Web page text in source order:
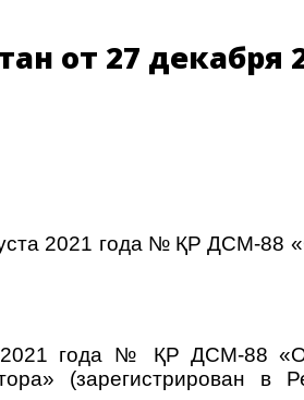
от 27 декабря
2021 года № ҚР ДСМ-88
2021 года № ҚР ДСМ-88
(зарегистрирован в